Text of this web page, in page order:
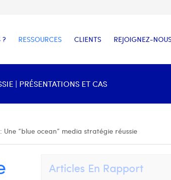
? RESSOURCES CLIENTS REJOIGNEZ-
| PRÉSENTATIONS ET CAS
“blue ocean” media stratégie réussie
Articles En Rapport